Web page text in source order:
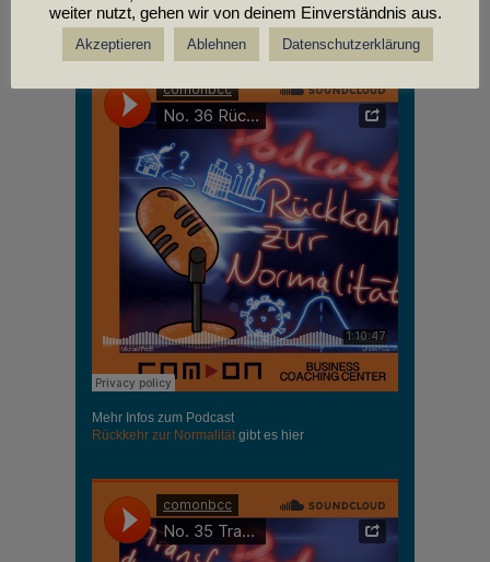
PODCASTS
Mehr Infos zum Podcast
Rückkehr zur Normalitätgibt es hier
weiter nutzt, gehen wir von deinem Einverständnis aus.
Akzeptieren Ablehnen Datenschutzerklärung